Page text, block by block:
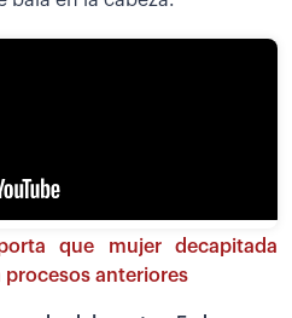
que mujer decapitada
anteriores